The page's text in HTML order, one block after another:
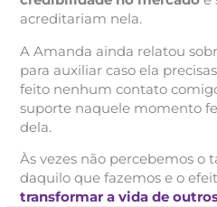
acreditariam nela.
A Amanda ainda relatou
para auxiliar caso ela
feito nenhum contato
suporte naquele momento
dela.
Às vezes não percebemos o
daquilo que fazemos e o
transformar a vida de